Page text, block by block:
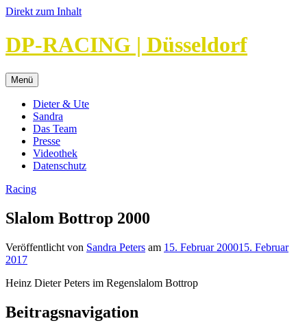
Direkt zum Inhalt
DP-RACING | Düsseldorf
Menü
Dieter & Ute
Sandra
Das Team
Presse
Videothek
Datenschutz
Racing
Slalom Bottrop 2000
Veröffentlicht von Sandra Peters am 15. Februar 200015. Februar
2017
Heinz Dieter Peters im Regenslalom Bottrop
Beitragsnavigation